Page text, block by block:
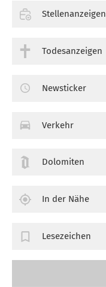
Stellenanzeigen
Todesanzeigen
Newsticker
Verkehr
Dolomiten
In der Nähe
Lesezeichen